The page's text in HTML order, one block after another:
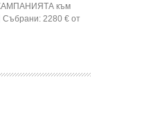
към
Събрани: 2280 € от